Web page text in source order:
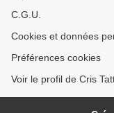
C.G.U.
Cookies et données
Préférences cookies
Voir le profil de Cris